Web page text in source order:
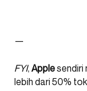
—
FYI, Applesendiri
lebih dari 50%